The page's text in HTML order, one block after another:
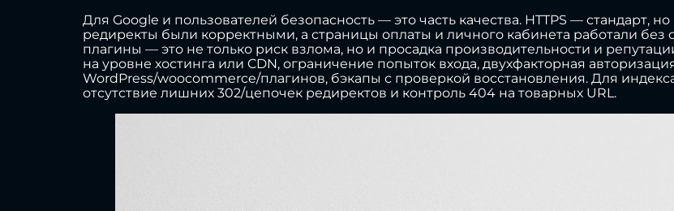
Для Google и пользователей безопасность — это часть качества. HTTPS — стандарт,
редиректы были корректными, а страницы оплаты и личного кабинета работали
плагины — это не только риск взлома, но и просадка производительности и
на уровне хостинга или CDN, ограничение попыток входа, двухфакторная
WordPress/woocommerce/плагинов, бэкапы с проверкой восстановления. Для
отсутствие лишних 302/цепочек редиректов и контроль 404 на товарных URL.